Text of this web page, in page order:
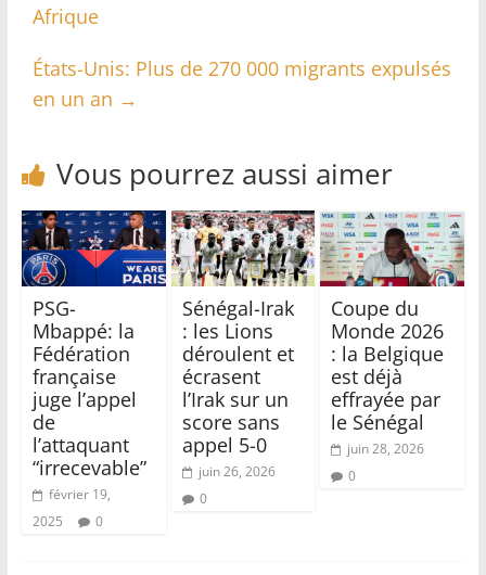
Afrique
États-Unis: Plus de 270 000 migrants expulsés
en un an →
Vous pourrez aussi aimer
PSG-
Mbappé: la
Fédération
française
juge l’appel
de
l’attaquant
“irrecevable”
février 19,
2025
0
Sénégal-Irak
: les Lions
déroulent et
écrasent
l’Irak sur un
score sans
appel 5-0
juin 26, 2026
0
Coupe du
Monde 2026
: la Belgique
est déjà
effrayée par
le Sénégal
juin 28, 2026
0